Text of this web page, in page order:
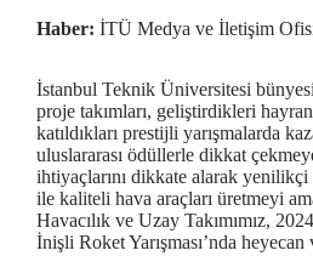
Haber: İTÜ Medya ve İletişim
İstanbul Teknik Üniversitesi
proje takımları, geliştirdikleri
katıldıkları prestijli yarışmalarda
uluslararası ödüllerle dikkat
ihtiyaçlarını dikkate alarak yenilikçi
ile kaliteli hava araçları üretmeyi
Havacılık ve Uzay Takımımız,
İnişli Roket Yarışması’nda